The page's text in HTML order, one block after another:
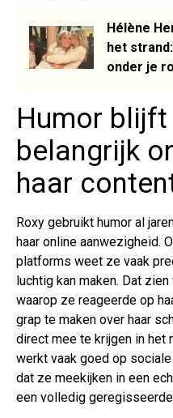
Hélène
het
onder je
Humor blijft
belangrijk
haar
Roxy gebruikt humor al
haar online aanwezigheid.
platforms weet ze vaak
luchtig kan maken. Dat
waarop ze reageerde op
grap te maken over haar
direct mee te krijgen in
werkt vaak goed op
dat ze meekijken in een
een volledig